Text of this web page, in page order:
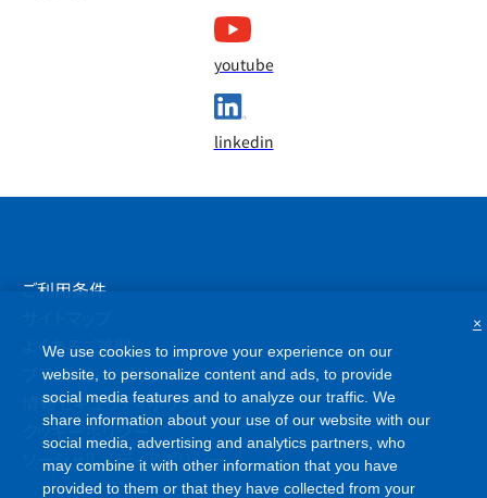
youtube
linkedin
ご利用条件
よくあるご質問
プライバシーポリシー
情報セキュリティポリシー
クッキーポリシー
ソーシャルメディアポリシー
We use cookies to improve your experience on our
website, to personalize content and ads, to provide
social media features and to analyze our traffic. We
share information about your use of our website with our
social media, advertising and analytics partners, who
may combine it with other information that you have
provided to them or that they have collected from your
×